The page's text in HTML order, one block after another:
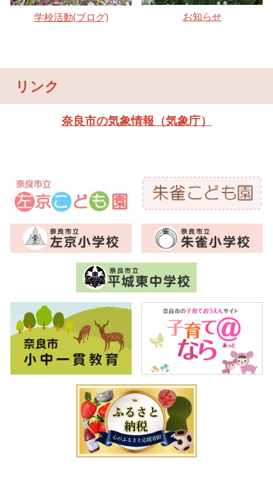
学校活動(ブログ) お知らせ
リンク
奈良市の気象情報（気象庁）